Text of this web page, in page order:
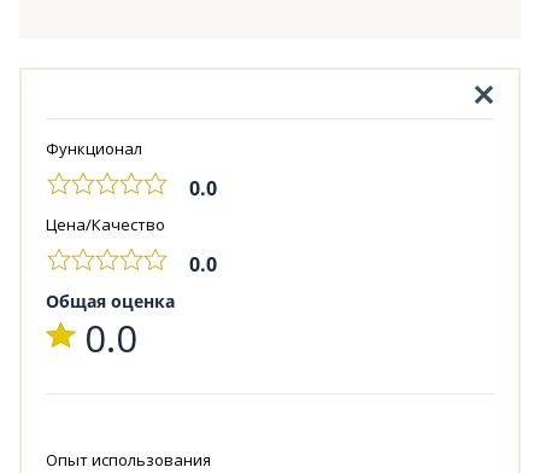
Функционал
0.0
Цена/Качество
0.0
Общая оценка
0.0
Опыт использования